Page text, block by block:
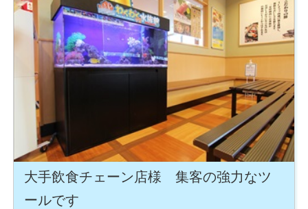
大手飲食チェーン店様 集客の強力なツ
ールです